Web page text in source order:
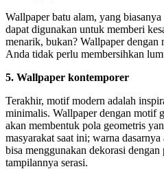
Wallpaper batu alam, yang
dapat digunakan untuk memberi
menarik, bukan? Wallpaper
Anda tidak perlu membersihkan
5. Wallpaper kontemporer
Terakhir, motif modern adalah
minimalis. Wallpaper dengan motif
akan membentuk pola geometris
masyarakat saat ini; warna
bisa menggunakan dekorasi dengan
tampilannya serasi.